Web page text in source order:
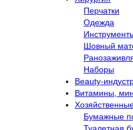
Перчатки
Одежда
Шовный
Наборы
Beauty-
Витамины,
Бумажные